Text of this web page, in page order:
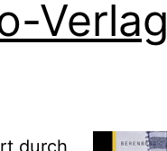
Verlag
durch